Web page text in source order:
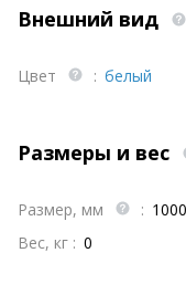
Внешний вид
Цвет : белый
Размеры и вес
Размер, мм :
Вес, кг : 0